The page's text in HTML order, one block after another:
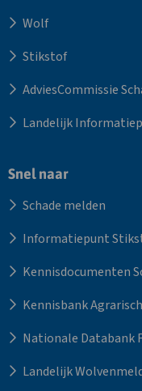
Wolf
Stikstof
AdviesCommissie
Landelijk
Snel naar
Schade melden
Informatiepunt
Kennisdocumenten
Kennisbank
Nationale Databank
Landelijk